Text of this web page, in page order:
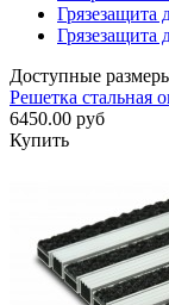
Грязезащита
Грязезащита
Доступные
Решетка стальная
6450.00 руб
Купить